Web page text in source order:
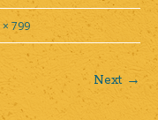
× 799
Next →